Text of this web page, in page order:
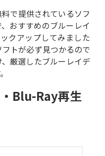
で提供されているソフ
おすすめのブルーレイ
クアップしてみました
トが必ず見つかるので
厳選したブルーレイデ
Blu-Ray再生